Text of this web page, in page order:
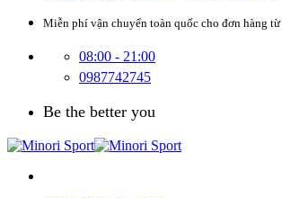
Miễn phí vận chuyển toàn quốc cho đơn hàng từ
08:00 - 21:00
0987742745
Be the better you